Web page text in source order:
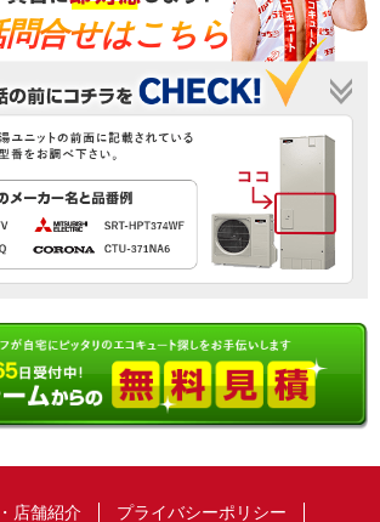
問合せはこちら
店舗紹介 プライバシーポリシー